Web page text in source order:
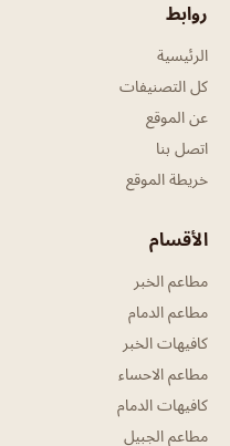
روابط
الرئيسية
كل التصنيفات
عن الموقع
اتصل بنا
خريطة الموقع
الأقسام
مطاعم الخبر
مطاعم الدمام
كافيهات الخبر
مطاعم الاحساء
كافيهات الدمام
مطاعم الجبيل